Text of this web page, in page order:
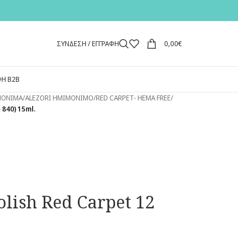
ΣΥΝΔΕΣΗ / ΕΓΓΡΑΦΗ 0,00€
Β2Β
/ALEZORI ΗΜΙΜΟΝΙΜΟ/RED CARPET- HEMA FREE/
15ml.
Red Carpet 12